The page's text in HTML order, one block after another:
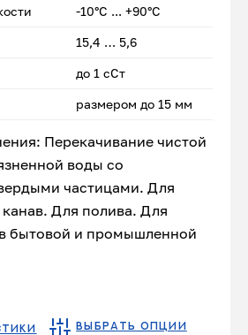
-10°С ... +90°С
15,4 … 5,6
до 1 сСт
размером до 15 мм
Перекачивание чистой
воды со
частицами. Для
Для полива. Для
бытовой и промышленной
ВЫБРАТЬ ОПЦИИ